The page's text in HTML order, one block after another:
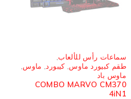
سماعات رأس للألعاب,
طقم كبيورد ماوس,كيبورد ,ماوس,
ماوس باد
COMBO MARVO CM370
4iN1